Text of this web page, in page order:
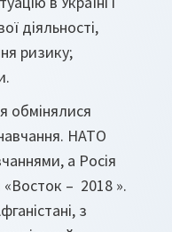
діяльності,
ризику;
обмінялися
НАТО
а Росія
– 2018 ».
з